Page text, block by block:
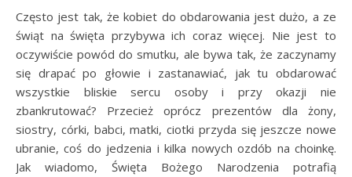
Często jest tak, że kobiet do obdarowania jest dużo, a ze
świąt na święta przybywa ich coraz więcej. Nie jest to
oczywiście powód do smutku, ale bywa tak, że zaczynamy
się drapać po głowie i zastanawiać, jak tu obdarować
wszystkie bliskie sercu osoby i przy okazji nie
zbankrutować? Przecież oprócz prezentów dla żony,
siostry, córki, babci, matki, ciotki przyda się jeszcze nowe
ubranie, coś do jedzenia i kilka nowych ozdób na choinkę.
Jak wiadomo, Święta Bożego Narodzenia potrafią